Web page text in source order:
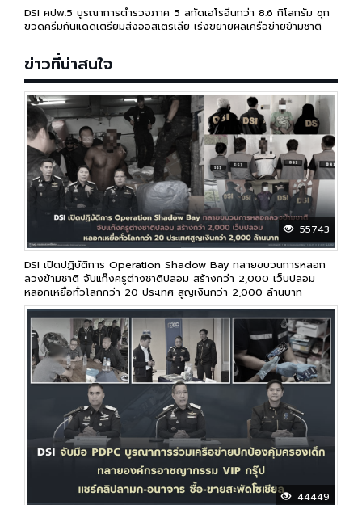
DSI ศปพ.5 บูรณาการตำรวจภาค 5 สกัดเฮโรอีนกว่า 8.6 กิโลกรัม ซุก
ขวดครีมกันแดดเตรียมส่งออสเตรเลีย เร่งขยายผลเครือข่ายข้ามชาติ
ข่าวที่น่าสนใจ
55743
DSI เปิดปฏิบัติการ Operation Shadow Bay ทลายขบวนการหลอก
ลวงข้ามชาติ จับแก๊งครูต่างชาติปลอม สร้างกว่า 2,000 เว็บปลอม
หลอกเหยื่อทั่วโลกกว่า 20 ประเทศ สูญเงินกว่า 2,000 ล้านบาท
44449